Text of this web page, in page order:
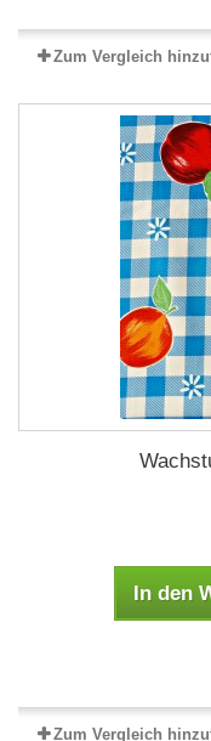
Zum Vergleich
In den
Zum Vergleich